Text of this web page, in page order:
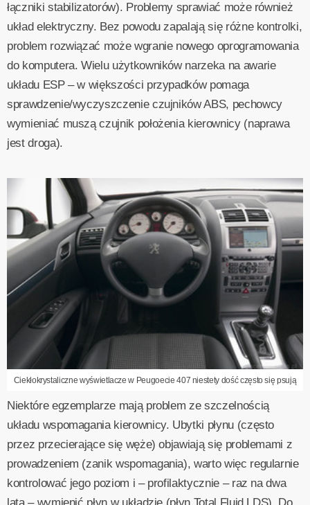
łączniki stabilizatorów). Problemy sprawiać może również
układ elektryczny. Bez powodu zapalają się różne kontrolki,
problem rozwiązać może wgranie nowego oprogramowania
do komputera. Wielu użytkowników narzeka na awarie
układu ESP – w większości przypadków pomaga
sprawdzenie/wyczyszczenie czujników ABS, pechowcy
wymieniać muszą czujnik położenia kierownicy (naprawa
jest droga).
Ciekłokrystaliczne wyświetlacze w Peugoecie 407 niestety dość często się psują
Niektóre egzemplarze mają problem ze szczelnością
układu wspomagania kierownicy. Ubytki płynu (często
przez przecierające się węże) objawiają się problemami z
prowadzeniem (zanik wspomagania), warto więc regularnie
kontrolować jego poziom i – profilaktycznie – raz na dwa